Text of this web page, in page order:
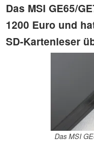
Das MSI GE65/
1200 Euro und
SD-Kartenleser
Das MSI